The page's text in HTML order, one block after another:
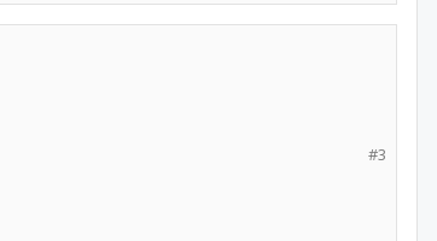
#3